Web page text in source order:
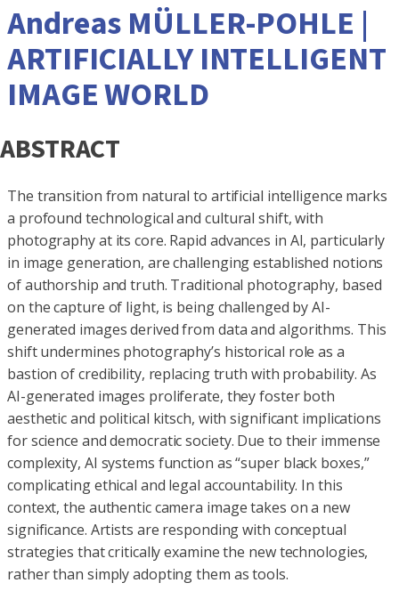
Andreas MÜLLER-POHLE |
ARTIFICIALLY INTELLIGENT
IMAGE WORLD
ABSTRACT
The transition from natural to artificial intelligence marks
a profound technological and cultural shift, with
photography at its core. Rapid advances in AI, particularly
in image generation, are challenging established notions
of authorship and truth. Traditional photography, based
on the capture of light, is being challenged by AI-
generated images derived from data and algorithms. This
shift undermines photography’s historical role as a
bastion of credibility, replacing truth with probability. As
AI-generated images proliferate, they foster both
aesthetic and political kitsch, with significant implications
for science and democratic society. Due to their immense
complexity, AI systems function as “super black boxes,”
complicating ethical and legal accountability. In this
context, the authentic camera image takes on a new
significance. Artists are responding with conceptual
strategies that critically examine the new technologies,
rather than simply adopting them as tools.